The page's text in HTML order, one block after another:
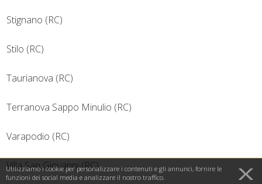
Stignano (RC)
Stilo (RC)
Taurianova (RC)
Terranova Sappo Minulio (RC)
Varapodio (RC)
Villa San Giovanni (RC)
Utilizziamo i cookie per personalizzare i contenuti e gli annunci, fornire le
funzioni dei social media e analizzare il nostro traffico.